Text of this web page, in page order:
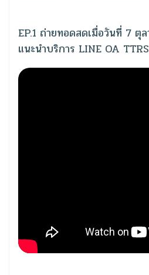
EP.1 ถ่ายทอดสดเมื่อวันที่ 7 ตุ
แนะนำบริการ LINE OA